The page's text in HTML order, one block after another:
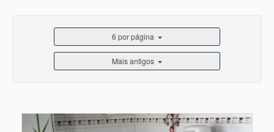
6 por página
Mais antigos